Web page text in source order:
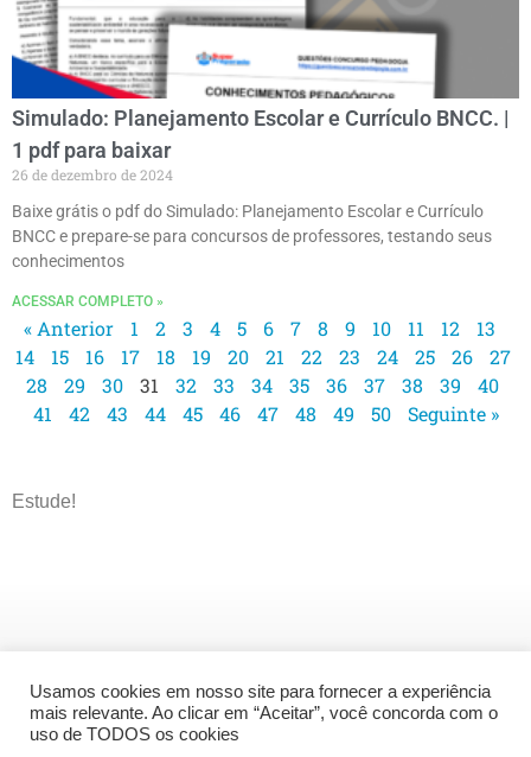
Simulado: Planejamento Escolar e Currículo BNCC. |
1 pdf para baixar
26 de dezembro de 2024
Baixe grátis o pdf do Simulado: Planejamento Escolar e Currículo
BNCC e prepare-se para concursos de professores, testando seus
conhecimentos
ACESSAR COMPLETO »
« Anterior 1 2 3 4 5 6 7 8 9 10 11 12
13
14
15 16 17 18 19 20 21 22 23 24 25 26
27
28
29 30 31 32 33 34 35 36 37 38 39
40
41
42 43 44 45 46 47 48 49 50 Seguinte »
Estude!
Usamos cookies em nosso site para fornecer a experiência
mais relevante. Ao clicar em “Aceitar”, você concorda com o
uso de TODOS os cookies